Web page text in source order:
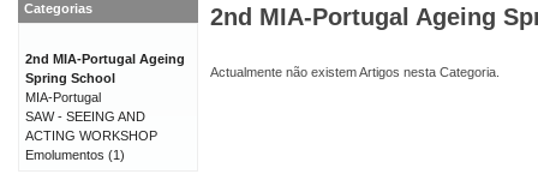
2nd MIA-Portugal Ageing
Actualmente não existem Artigos nesta Categoria.
Categorias
2nd MIA-Portugal Ageing
Spring School
MIA-Portugal
SAW - SEEING AND
ACTING WORKSHOP
Emolumentos (1)